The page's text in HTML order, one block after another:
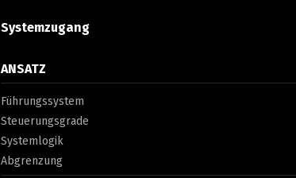
Systemzugang
ANSATZ
Führungssystem
Steuerungsgrade
Systemlogik
Abgrenzung